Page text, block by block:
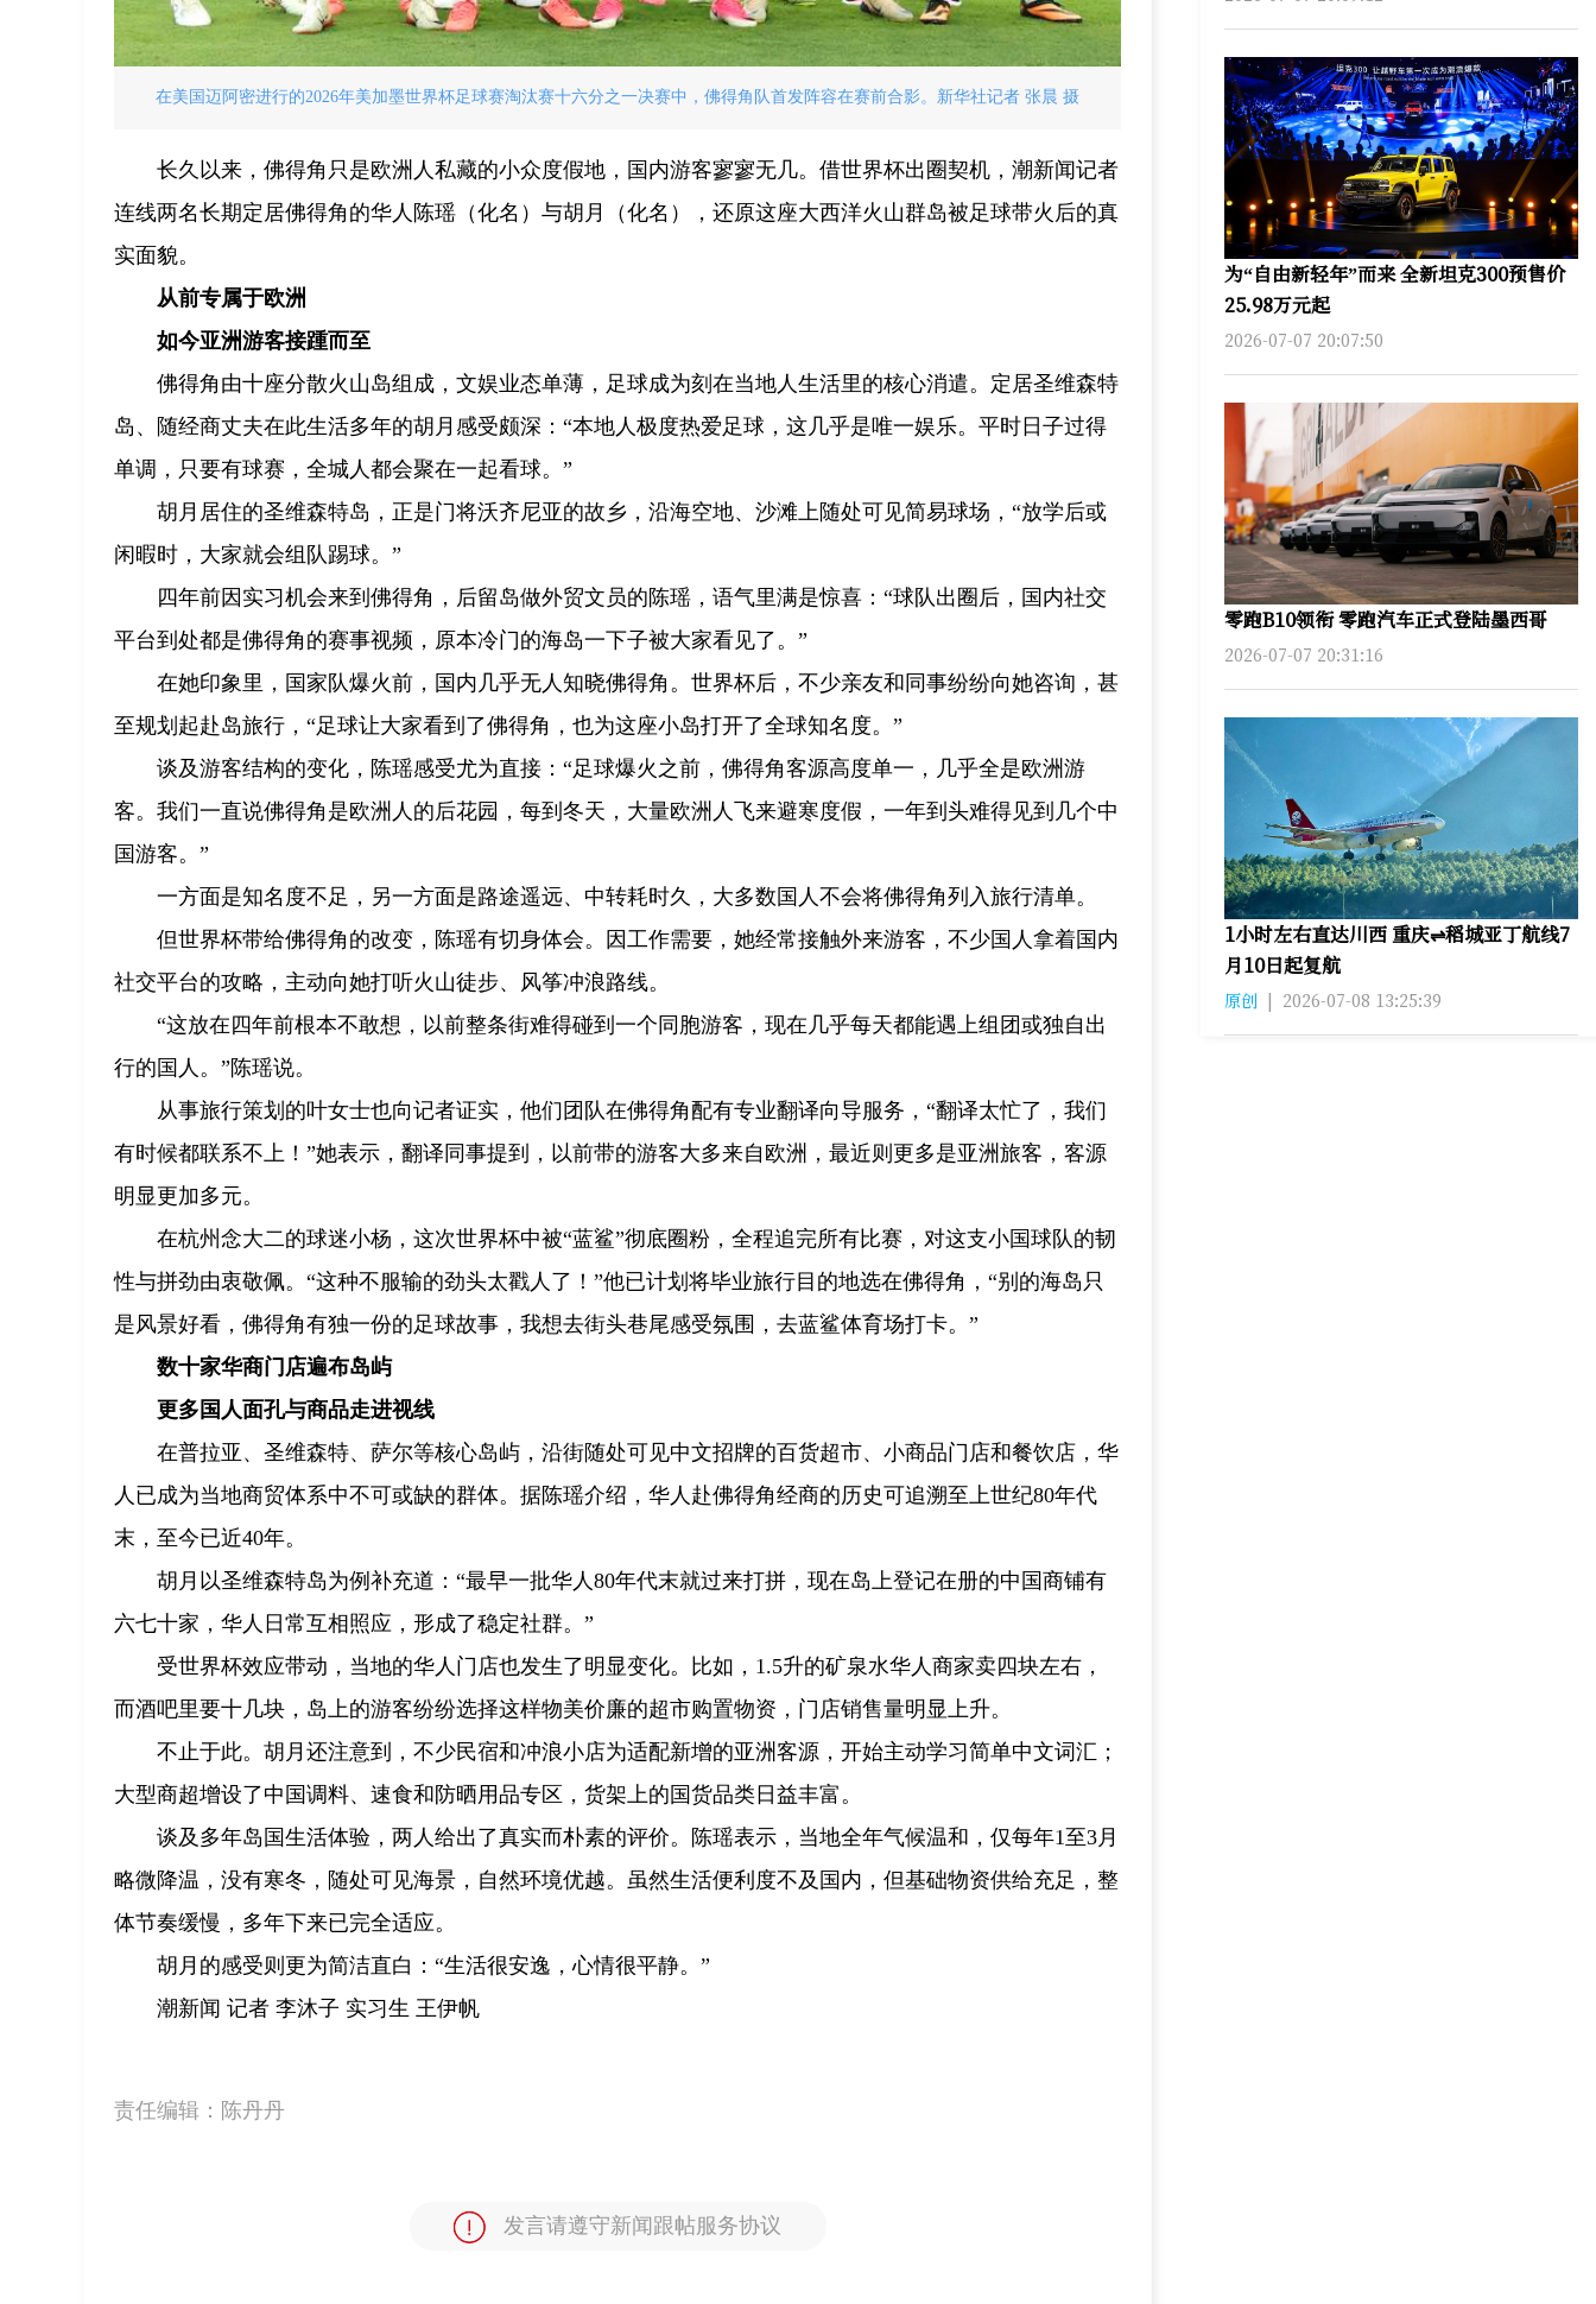
在美国迈阿密进行的2026年美加墨世界杯足球赛淘汰赛十六分之一决赛中，佛得角队首发阵容在赛前合影。新华社记者 张晨 摄
长久以来，佛得角只是欧洲人私藏的小众度假地，国内游客寥寥无几。借世界杯出圈契机，潮新闻记者
连线两名长期定居佛得角的华人陈瑶（化名）与胡月（化名），还原这座大西洋火山群岛被足球带火后的真
实面貌。
从前专属于欧洲
如今亚洲游客接踵而至
佛得角由十座分散火山岛组成，文娱业态单薄，足球成为刻在当地人生活里的核心消遣。定居圣维森特
岛、随经商丈夫在此生活多年的胡月感受颇深：“本地人极度热爱足球，这几乎是唯一娱乐。平时日子过得
单调，只要有球赛，全城人都会聚在一起看球。”
胡月居住的圣维森特岛，正是门将沃齐尼亚的故乡，沿海空地、沙滩上随处可见简易球场，“放学后或
闲暇时，大家就会组队踢球。”
四年前因实习机会来到佛得角，后留岛做外贸文员的陈瑶，语气里满是惊喜：“球队出圈后，国内社交
平台到处都是佛得角的赛事视频，原本冷门的海岛一下子被大家看见了。”
在她印象里，国家队爆火前，国内几乎无人知晓佛得角。世界杯后，不少亲友和同事纷纷向她咨询，甚
至规划起赴岛旅行，“足球让大家看到了佛得角，也为这座小岛打开了全球知名度。”
谈及游客结构的变化，陈瑶感受尤为直接：“足球爆火之前，佛得角客源高度单一，几乎全是欧洲游
客。我们一直说佛得角是欧洲人的后花园，每到冬天，大量欧洲人飞来避寒度假，一年到头难得见到几个中
国游客。”
一方面是知名度不足，另一方面是路途遥远、中转耗时久，大多数国人不会将佛得角列入旅行清单。
但世界杯带给佛得角的改变，陈瑶有切身体会。因工作需要，她经常接触外来游客，不少国人拿着国内
社交平台的攻略，主动向她打听火山徒步、风筝冲浪路线。
“这放在四年前根本不敢想，以前整条街难得碰到一个同胞游客，现在几乎每天都能遇上组团或独自出
行的国人。”陈瑶说。
从事旅行策划的叶女士也向记者证实，他们团队在佛得角配有专业翻译向导服务，“翻译太忙了，我们
有时候都联系不上！”她表示，翻译同事提到，以前带的游客大多来自欧洲，最近则更多是亚洲旅客，客源
明显更加多元。
在杭州念大二的球迷小杨，这次世界杯中被“蓝鲨”彻底圈粉，全程追完所有比赛，对这支小国球队的韧
性与拼劲由衷敬佩。“这种不服输的劲头太戳人了！”他已计划将毕业旅行目的地选在佛得角，“别的海岛只
是风景好看，佛得角有独一份的足球故事，我想去街头巷尾感受氛围，去蓝鲨体育场打卡。”
数十家华商门店遍布岛屿
更多国人面孔与商品走进视线
在普拉亚、圣维森特、萨尔等核心岛屿，沿街随处可见中文招牌的百货超市、小商品门店和餐饮店，华
人已成为当地商贸体系中不可或缺的群体。据陈瑶介绍，华人赴佛得角经商的历史可追溯至上世纪80年代
末，至今已近40年。
胡月以圣维森特岛为例补充道：“最早一批华人80年代末就过来打拼，现在岛上登记在册的中国商铺有
六七十家，华人日常互相照应，形成了稳定社群。”
受世界杯效应带动，当地的华人门店也发生了明显变化。比如，1.5升的矿泉水华人商家卖四块左右，
而酒吧里要十几块，岛上的游客纷纷选择这样物美价廉的超市购置物资，门店销售量明显上升。
不止于此。胡月还注意到，不少民宿和冲浪小店为适配新增的亚洲客源，开始主动学习简单中文词汇；
大型商超增设了中国调料、速食和防晒用品专区，货架上的国货品类日益丰富。
谈及多年岛国生活体验，两人给出了真实而朴素的评价。陈瑶表示，当地全年气候温和，仅每年1至3月
略微降温，没有寒冬，随处可见海景，自然环境优越。虽然生活便利度不及国内，但基础物资供给充足，整
体节奏缓慢，多年下来已完全适应。
胡月的感受则更为简洁直白：“生活很安逸，心情很平静。”
潮新闻 记者 李沐子 实习生 王伊帆
责任编辑： 陈丹丹
发言请遵守新闻跟帖服务协议
为“自由新轻年”而来 全新坦克300预售价
25.98万元起
2026-07-07 20:07:50
零跑B10领衔 零跑汽车正式登陆墨西哥
2026-07-07 20:31:16
1小时左右直达川西 重庆⇌稻城亚丁航线7
月10日起复航
原创 | 2026-07-08 13:25:39